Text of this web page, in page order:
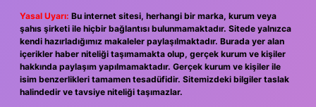
Yasal Uyarı: Bu internet sitesi, herhangi bir marka, kurum veya
şahıs şirketi ile hiçbir bağlantısı bulunmamaktadır. Sitede yalnızca
kendi hazırladığımız makaleler paylaşılmaktadır. Burada yer alan
içerikler haber niteliği taşımamakta olup, gerçek kurum ve kişiler
hakkında paylaşım yapılmamaktadır. Gerçek kurum ve kişiler ile
isim benzerlikleri tamamen tesadüfidir. Sitemizdeki bilgiler taslak
halindedir ve tavsiye niteliği taşımazlar.